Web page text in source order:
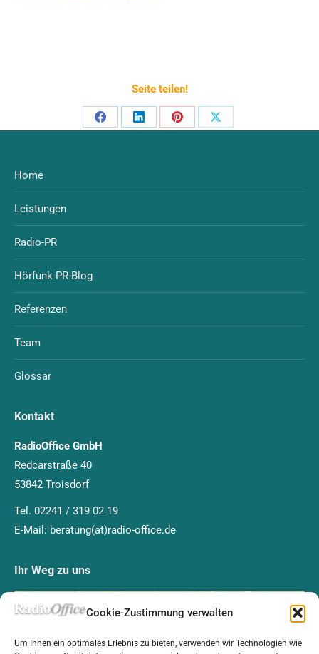
Cookie-Zustimmung verwalten
Um Ihnen ein optimales Erlebnis zu bieten, verwenden wir Technologien wie
Seite teilen!
Home
Leistungen
Radio-PR
Hörfunk-PR-Blog
Referenzen
Team
Glossar
Kontakt
RadioOffice GmbH
Redcarstraße 40
53842 Troisdorf
Tel. 02241 / 319 02 19
E-Mail: beratung(at)radio-office.de
Ihr Weg zu uns